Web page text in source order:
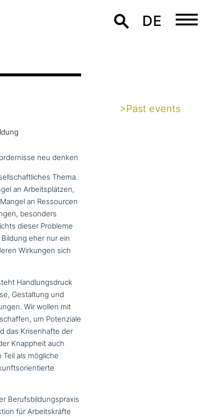
DE
neu denken
Thema.
an Arbeitsplätzen,
an Ressourcen
besonders
dieser Probleme
eher nur ein
Wirkungen sich
Handlungsdruck
Gestaltung und
Wir wollen mit
um Potenziale
das Krisenhafte der
Knappheit auch
als mögliche
Berufsbildungspraxis
für Arbeitskräfte
>Past events